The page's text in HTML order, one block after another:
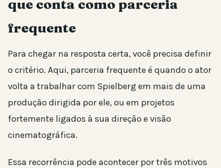
que conta como parceria
frequente
Para chegar na resposta certa, você precisa definir
o critério. Aqui, parceria frequente é quando o ator
volta a trabalhar com Spielberg em mais de uma
produção dirigida por ele, ou em projetos
fortemente ligados à sua direção e visão
cinematográfica.
Essa recorrência pode acontecer por três motivos